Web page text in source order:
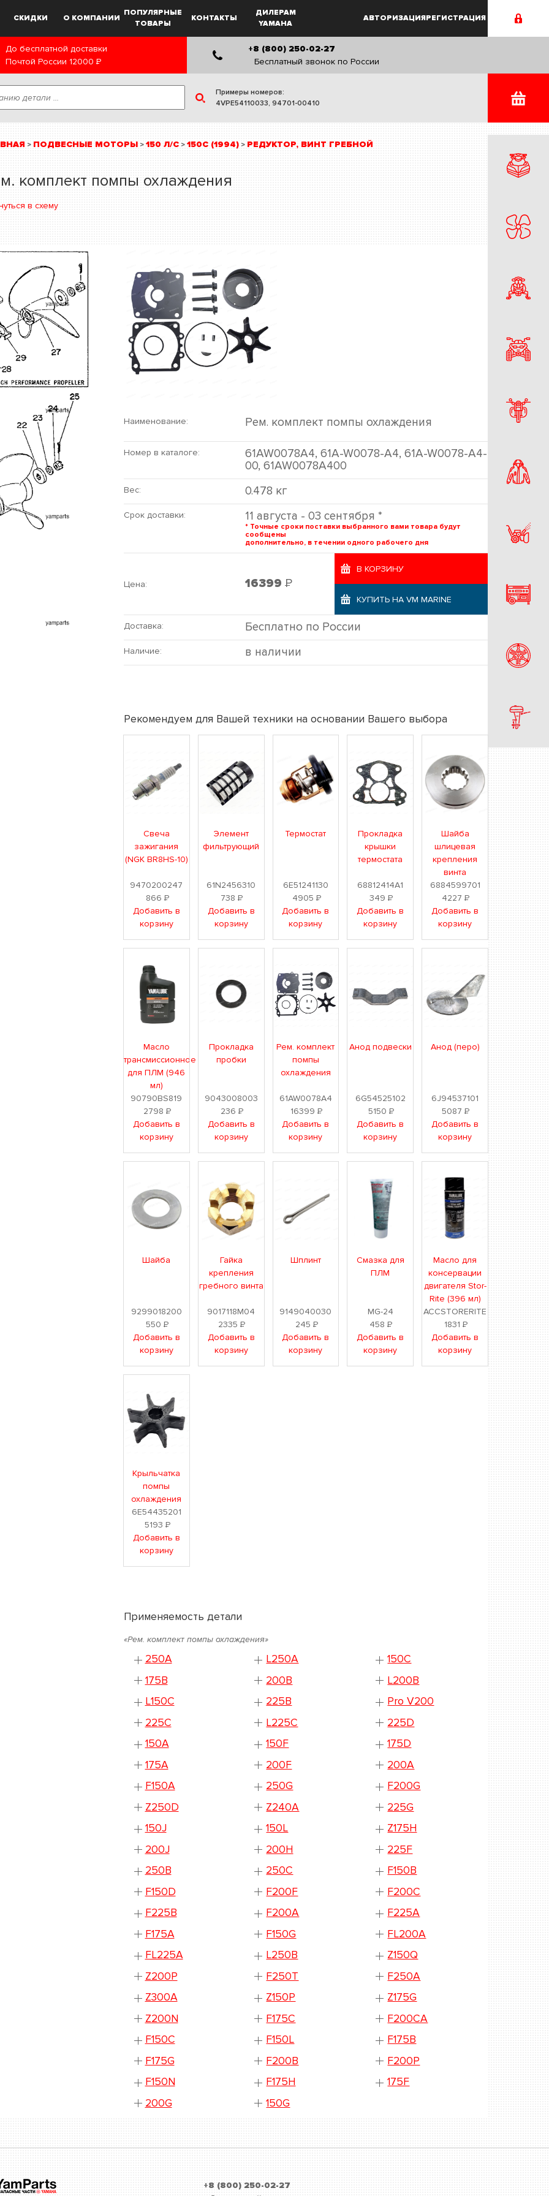
СКИДКИ О КОМПАНИИ
ПОПУЛЯРНЫЕ
ТОВАРЫ
КОНТАКТЫ
ДИЛЕРАМ
YAMAHA
АВТОРИЗАЦИЯРЕГИСТРАЦИЯ
До бесплатной доставки
Почтой России 12000 Р
+8 (800) 250-02-27
Бесплатный звонок по России
Примеры номеров:
4VPE54110033, 94701-00410
> ПОДВЕСНЫЕ МОТОРЫ > 150 Л/С > 150C (1994) > РЕДУКТОР, ВИНТ ГРЕБНОЙ
комплект помпы охлаждения
в схему
Наименование: Рем. комплект помпы охлаждения
Номер в каталоге:
61AW0078A4, 61A-W0078-A4, 61A-W0078-A4-
00, 61AW0078A400
Вес: 0.478 кг
Срок доставки: 11 августа - 03 сентября *
* Точные сроки поставки выбранного вами товара будут
сообщены
дополнительно, в течении одного рабочего дня
Цена: 16399 Р
В КОРЗИНУ
КУПИТЬ НА VM MARINE
Доставка: Бесплатно по России
Наличие: в наличии
Рекомендуем для Вашей техники на основании Вашего выбора
Свеча
зажигания
(NGK BR8HS-10)
9470200247
866 Р
Добавить в
корзину
Элемент
фильтрующий
61N2456310
738Р
Добавить в
корзину
Термостат
6E51241130
4905 Р
Добавить в
корзину
Прокладка
крышки
термостата
68812414A1
349 Р
Добавить в
корзину
Шайба
шлицевая
крепления
винта
6884599701
4227Р
Добавить в
корзину
Масло
трансмиссионное
для ПЛМ (946
мл)
90790BS819
2798Р
Добавить в
корзину
Прокладка
пробки
9043008003
236 Р
Добавить в
корзину
Рем. комплект
помпы
охлаждения
61AW0078A4
16399Р
Добавить в
корзину
Анод подвески
6G54525102
5150 Р
Добавить в
корзину
Анод (перо)
6J94537101
5087Р
Добавить в
корзину
Шайба
9299018200
550Р
Добавить в
корзину
Гайка
крепления
гребного винта
9017118M04
2335Р
Добавить в
корзину
Шплинт
9149040030
245 Р
Добавить в
корзину
Смазка для
ПЛМ
MG-24
458Р
Добавить в
корзину
Масло для
консервации
двигателя Stor-
Rite (396 мл)
ACCSTORERITE
1831 Р
Добавить в
корзину
Крыльчатка
помпы
охлаждения
6E54435201
5193 Р
Добавить в
корзину
Применяемость детали
«Рем. комплект помпы охлаждения»
250A L250A
150C
175B
200B
L200B
L150C
225B
Pro V200
225C
L225C
225D
150A
150F
175D
175A
200F
200A
F150A
250G
F200G
Z250D
Z240A
225G
150J
150L
Z175H
200J
200H
225F
250B
250C
F150B
F150D
F200F
F200C
F225B
F200A
F225A
F175A
F150G
FL200A
FL225A
L250B
Z150Q
Z200P
F250T
F250A
Z300A
Z150P
Z175G
Z200N
F175C
F200CA
F150C
F150L
F175B
F175G
F200B
F200P
F150N
F175H
175F
200G
150G
+8 (800) 250-02-27